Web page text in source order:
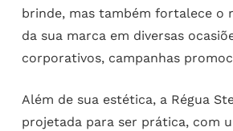
brinde, mas também fortalece o
da sua marca em diversas
corporativos, campanhas
Além de sua estética, a Régua
projetada para ser prática, com